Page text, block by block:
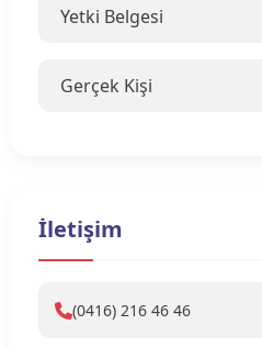
Yetki Belgesi
Gerçek Kişi
İletişim
(0416) 216 46 46